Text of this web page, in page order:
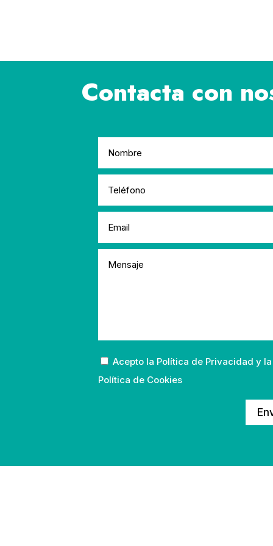
Contacta con
Acepto la Política de Privacidad y la
Política de Cookies